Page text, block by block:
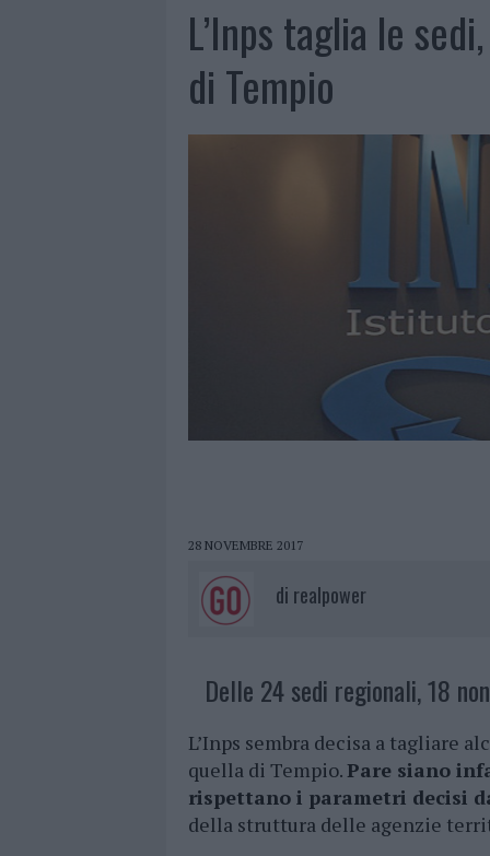
6 AGOSTO 2026 | ANDREA MURA CONQUISTA
L’Inps taglia le
di Tempio
28 NOVEMBRE 2017
di realpower
Delle 24 sedi regionali, 18
L’Inps sembra decisa a tagliare
quella di Tempio.Pare siano
rispettano i parametri decisi
della struttura delle agenzie